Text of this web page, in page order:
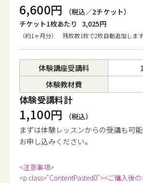
6,600円
（税込／2チケット）
チケット1枚あたり 3,025円
（約1ヶ月分） 残枚数1枚で2枚自動追加しま
体験講座受講料
体験教材費
体験受講料計
1,100円 （税込）
まずは体験レッスンからの受講も可能
お申し込みください。
<注意事項>
<p class="ContentPasted0"><ご購入後